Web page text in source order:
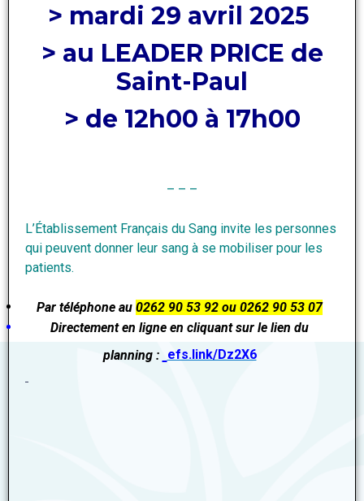
> mardi 29 avril 2025
> au LEADER PRICE de
Saint-Paul
> de 12h00 à 17h00
– – –
L’Établissement Français du Sang invite les personnes
qui peuvent donner leur sang à se mobiliser pour les
patients.
Par téléphone au 0262 90 53 92 ou 0262 90 53 07
Directement en ligne en cliquant sur le lien du
planning :
efs.link/Dz2X6